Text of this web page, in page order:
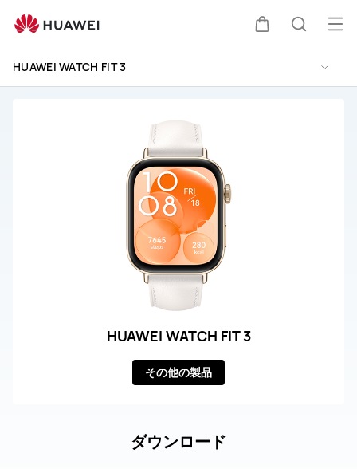
WATCH
取
ー
索
オ
ー
プ
HUAWEI WATCH FIT 3
HUAWEI WATCH FIT 3
その他の製品
ダウンロード